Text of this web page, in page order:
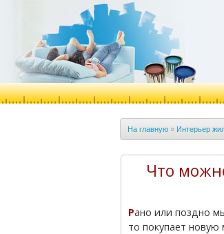
На главную» Интерьер
Что
Рано или поздно мы все решаемся обновить жилищное пространство вокруг себя. Кто-
то покупает